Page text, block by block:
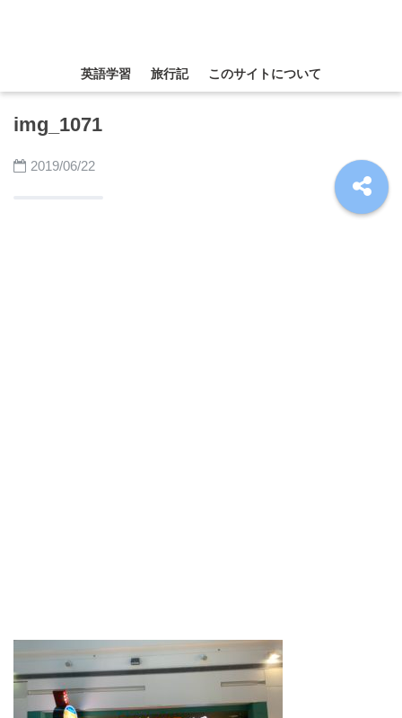
英語学習 旅行記 このサイトについて
img_1071
2019/06/22